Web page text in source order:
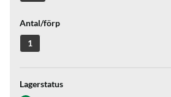
Antal/förp
1
Lagerstatus